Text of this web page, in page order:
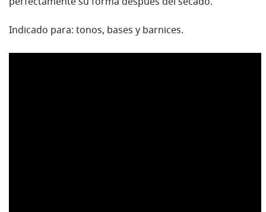
Indicado para: tonos, bases y barnices.